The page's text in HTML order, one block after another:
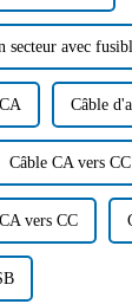
secteur avec
Câble
Câble CA vers CC
vers CC